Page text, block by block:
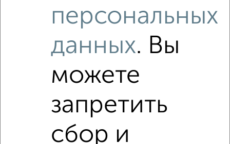
Рядом, с меньшей ценой
Недалеко от ЖК Авиапарк с ценой ниже
персональных
данных. Вы
можете
запретить
сбор и